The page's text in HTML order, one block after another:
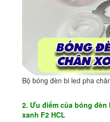
Bộ bóng đèn bi led pha
2. Ưu điểm của bóng
xanh F2 HCL